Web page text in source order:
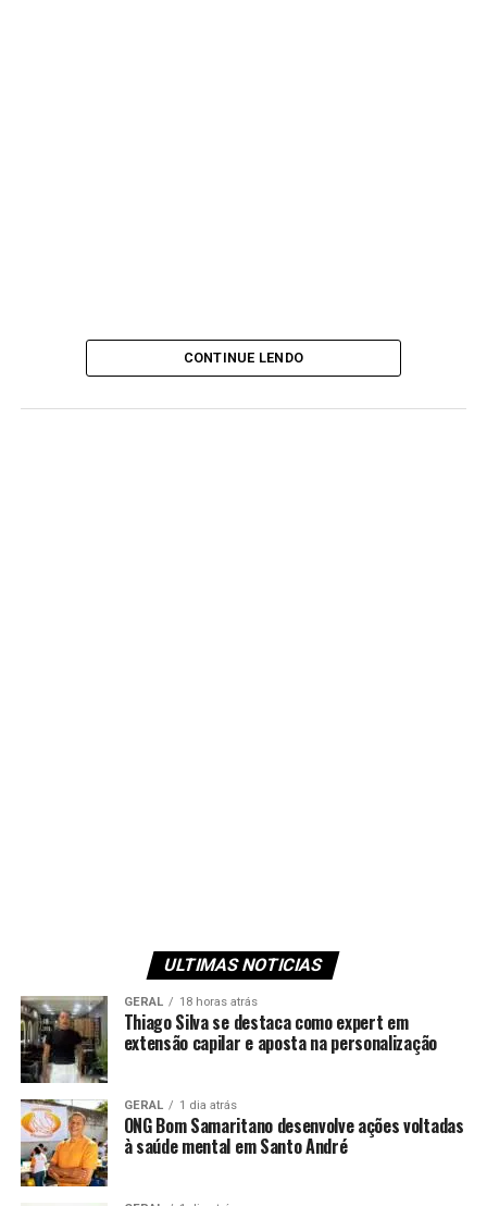
CONTINUE LENDO
ULTIMAS NOTICIAS
GERAL 18 horas atrás
Thiago Silva se destaca como expert em
extensão capilar e aposta na personalização
GERAL 1 dia atrás
ONG Bom Samaritano desenvolve ações voltadas
à saúde mental em Santo André